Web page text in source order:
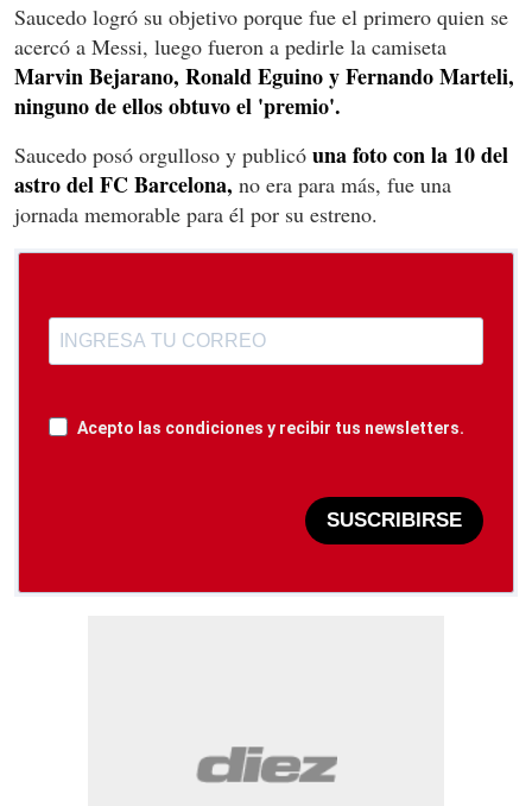
Saucedo logró su objetivo porque fue el primero quien se
acercó a Messi, luego fueron a pedirle la camiseta
Marvin Bejarano, Ronald Eguino y Fernando Marteli,
ninguno de ellos obtuvo el 'premio'.
Saucedo posó orgulloso y publicó una foto con la 10 del
astro del FC Barcelona, no era para más, fue una
jornada memorable para él por su estreno.
Acepto las condiciones y recibir tus newsletters.
SUSCRIBIRSE